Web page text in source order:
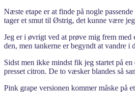
Næste etape er at finde på nogle
tager et smut til Østrig, det kunne være
Jeg er i øvrigt ved at prøve mig frem
den, men tankerne er begyndt at vandre
Sidst men ikke mindst fik jeg startet på
presset citron. De to væsker blandes så
Pink grape versionen kommer måske på